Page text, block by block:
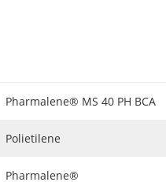
Pharmalene® MS 40 PH BCA
Polietilene
Pharmalene®